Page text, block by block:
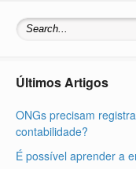
Últimos Artigos
ONGs precisam
contabilidade?
É possível aprender a